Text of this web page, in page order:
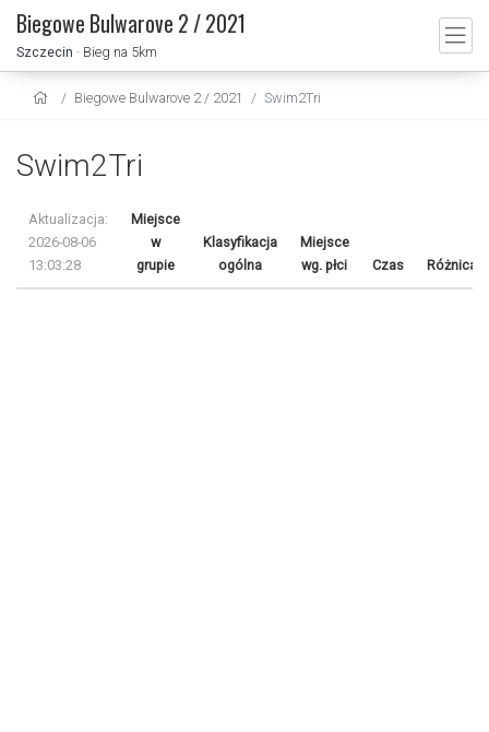
Biegowe Bulwarove 2 / 2021
Szczecin · Bieg na 5km
Biegowe Bulwarove 2 / 2021 Swim2Tri
Swim2Tri
Aktualizacja:
2026-08-06
13:03:28
Miejsce
w
grupie
Klasyfikacja
ogólna
Miejsce
wg. płci
Czas Różnica